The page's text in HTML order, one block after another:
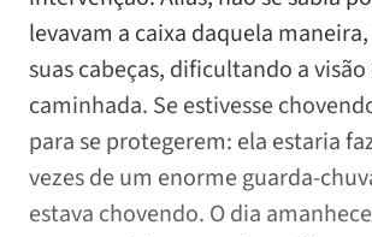
levavam a caixa daquela
suas cabeças, dificultando a
caminhada. Se estivesse
para se protegerem: ela estaria
vezes de um enorme guarda-
estava chovendo. O dia